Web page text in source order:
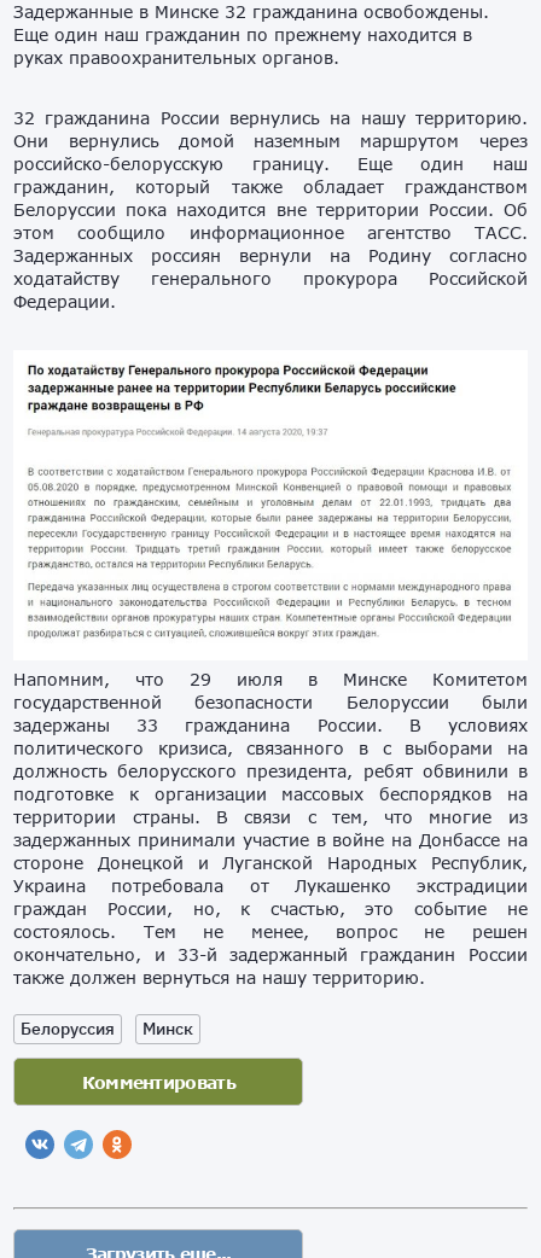
Задержанные в Минске 32 гражданина освобождены.
Еще один наш гражданин по прежнему находится в
руках правоохранительных органов.
32 гражданина России вернулись на нашу территорию.
Они вернулись домой наземным маршрутом через
российско-белорусскую границу. Еще один наш
гражданин, который также обладает гражданством
Белоруссии пока находится вне территории России. Об
этом сообщило информационное агентство ТАСС.
Задержанных россиян вернули на Родину согласно
ходатайству генерального прокурора Российской
Федерации.
Напомним, что 29 июля в Минске Комитетом
государственной безопасности Белоруссии были
задержаны 33 гражданина России. В условиях
политического кризиса, связанного в с выборами на
должность белорусского президента, ребят обвинили в
подготовке к организации массовых беспорядков на
территории страны. В связи с тем, что многие из
задержанных принимали участие в войне на Донбассе на
стороне Донецкой и Луганской Народных Республик,
Украина потребовала от Лукашенко экстрадиции
граждан России, но, к счастью, это событие не
состоялось. Тем не менее, вопрос не решен
окончательно, и 33-й задержанный гражданин России
также должен вернуться на нашу территорию.
Белоруссия Минск